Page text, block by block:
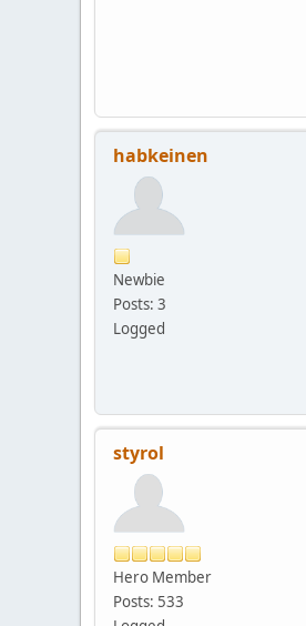
habkeinen
Newbie
Posts: 3
Logged
styrol
Hero Member
Posts: 533